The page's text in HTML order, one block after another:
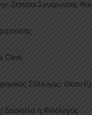
Ζητείται Συνεργάτης
Clerk
Σύλλογος: Θέση
Δασκάλα ή Φιλόλογος